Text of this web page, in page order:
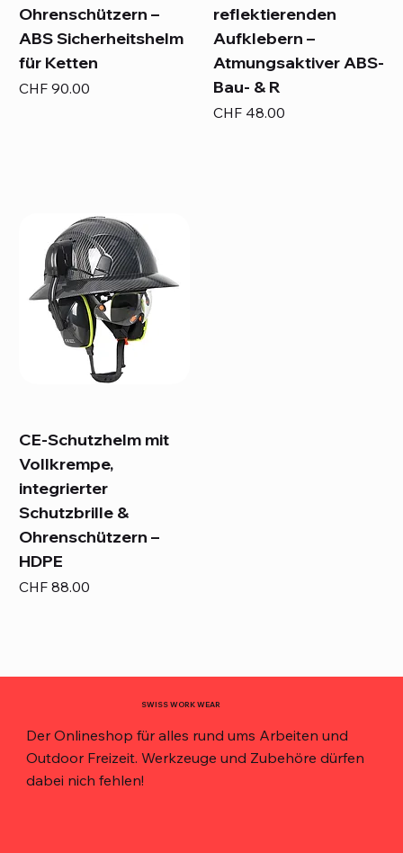
Ohrenschützern –
ABS Sicherheitshelm
für Ketten
Preis
CHF 90.00
reflektierenden
Aufklebern –
Atmungsaktiver ABS-
Bau- & R
Preis
CHF 48.00
CE-Schutzhelm mit
Vollkrempe,
integrierter
Schutzbrille &
Ohrenschützern –
HDPE
Preis
CHF 88.00
SWISS WORK WEAR
Der Onlineshop für alles rund ums Arbeiten und
Outdoor Freizeit. Werkzeuge und Zubehöre dürfen
dabei nich fehlen!